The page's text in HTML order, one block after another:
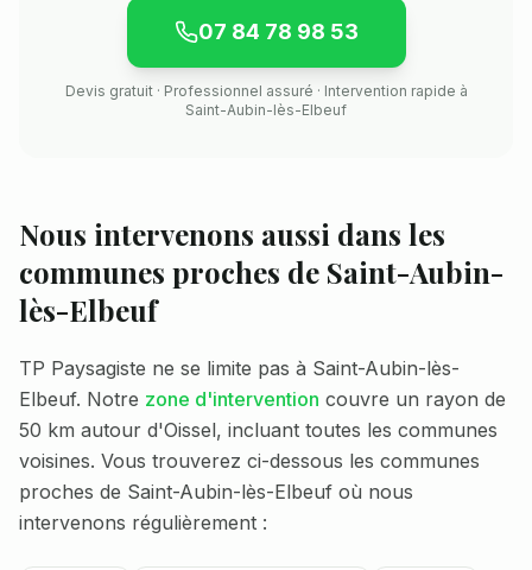
07 84 78 98 53
Devis gratuit · Professionnel assuré · Intervention rapide à
Saint-Aubin-lès-Elbeuf
Nous intervenons aussi dans les
communes proches de Saint-Aubin-
lès-Elbeuf
TP Paysagiste ne se limite pas à Saint-Aubin-lès-
Elbeuf. Notre zone d'intervention couvre un rayon de
50 km autour d'Oissel, incluant toutes les communes
voisines. Vous trouverez ci-dessous les communes
proches de Saint-Aubin-lès-Elbeuf où nous
intervenons régulièrement :